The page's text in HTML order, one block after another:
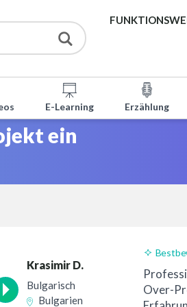
KOSTENLOSE
E-Learning Erzählung
ein
Krasimir D.
Bulgarisch
Bulgarien
24-
Over-